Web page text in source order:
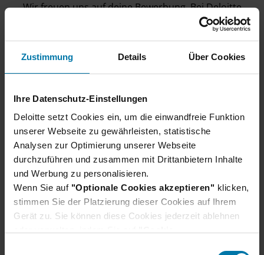
Zustimmung Details Über Cookies
Ihre Datenschutz-Einstellungen
Deloitte setzt Cookies ein, um die einwandfreie Funktion
unserer Webseite zu gewährleisten, statistische
Analysen zur Optimierung unserer Webseite
durchzuführen und zusammen mit Drittanbietern Inhalte
und Werbung zu personalisieren.
Wenn Sie auf "Optionale Cookies akzeptieren" klicken,
stimmen Sie der Platzierung dieser Cookies auf Ihrem
Gerät zu. Sie können diese Cookies jederzeit ablehnen
Wir freuen uns auf deine Bewerbung. Bei Deloitte
heißen wir alle willkommen, die Qualität und Ehrgeiz
Unser Bewerbungsprozess
Wir verraten dir, wie du dich am besten
vorbereiten und was du bei deiner Bewerbung
beachten solltest.
Erfahre hier mehr